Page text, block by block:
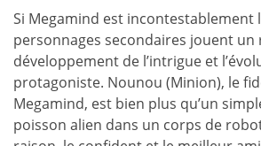
Si Megamind est incontestablement
personnages secondaires jouent un
développement de l’intrigue et
protagoniste. Nounou (Minion), le
Megamind, est bien plus qu’un
poisson alien dans un corps de